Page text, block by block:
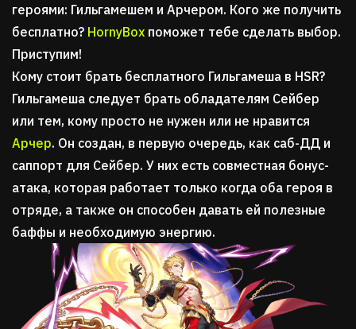
героями: Гильгамешем и Арчером. Кого же получить
бесплатно? HornyBox поможет тебе сделать выбор.
Приступим!
Кому стоит брать бесплатного Гильгамеша в HSR?
Гильгамеша следует брать обладателям Сейбер
или тем, кому просто не нужен или не нравится
Арчер. Он создан, в первую очередь, как саб-ДД и
саппорт для Сейбер. У них есть совместная бонус-
атака, которая работает только когда оба героя в
отряде, а также он способен давать ей полезные
баффы и необходимую энергию.